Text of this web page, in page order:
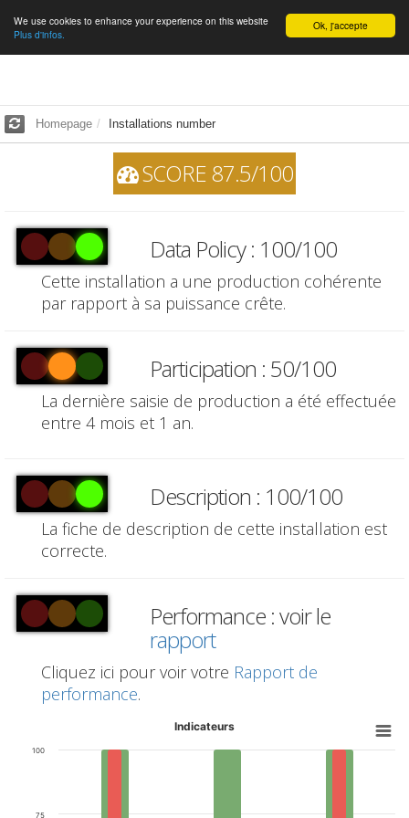
English Ok, j'accepte
We use cookies to enhance your experience on this website
Plus d'infos.
Homepage Installations number
SCORE 87.5/100
Data Policy : 100/100
Cette installation a une production cohérente
par rapport à sa puissance crête.
Participation : 50/100
La dernière saisie de production a été effectuée
entre 4 mois et 1 an.
Description : 100/100
La fiche de description de cette installation est
correcte.
Performance : voir le
rapport
Cliquez ici pour voir votre Rapport de
performance.
Indicateurs
75
100